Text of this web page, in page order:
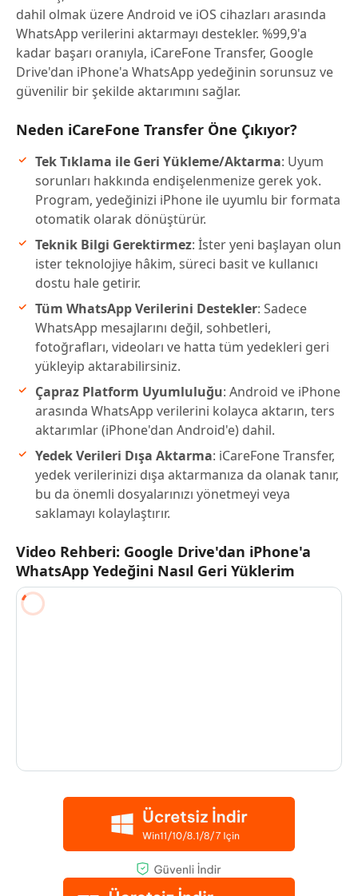
dahil olmak üzere Android ve iOS cihazları arasında
WhatsApp verilerini aktarmayı destekler. %99,9'a
kadar başarı oranıyla, iCareFone Transfer, Google
Drive'dan iPhone'a WhatsApp yedeğinin sorunsuz ve
güvenilir bir şekilde aktarımını sağlar.
Neden iCareFone Transfer Öne Çıkıyor?
Tek Tıklama ile Geri Yükleme/Aktarma: Uyum
sorunları hakkında endişelenmenize gerek yok.
Program, yedeğinizi iPhone ile uyumlu bir formata
otomatik olarak dönüştürür.
Teknik Bilgi Gerektirmez: İster yeni başlayan olun
ister teknolojiye hâkim, süreci basit ve kullanıcı
dostu hale getirir.
Tüm WhatsApp Verilerini Destekler: Sadece
WhatsApp mesajlarını değil, sohbetleri,
fotoğrafları, videoları ve hatta tüm yedekleri geri
yükleyip aktarabilirsiniz.
Çapraz Platform Uyumluluğu: Android ve iPhone
arasında WhatsApp verilerini kolayca aktarın, ters
aktarımlar (iPhone'dan Android'e) dahil.
Yedek Verileri Dışa Aktarma: iCareFone Transfer,
yedek verilerinizi dışa aktarmanıza da olanak tanır,
bu da önemli dosyalarınızı yönetmeyi veya
saklamayı kolaylaştırır.
Video Rehberi: Google Drive'dan iPhone'a
WhatsApp Yedeğini Nasıl Geri Yüklerim